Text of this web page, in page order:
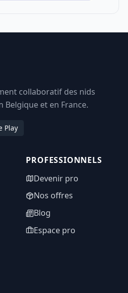
collaboratif des nids
Belgique et en France.
Play
PROFESSIONNELS
Devenir pro
Nos offres
Blog
Espace pro